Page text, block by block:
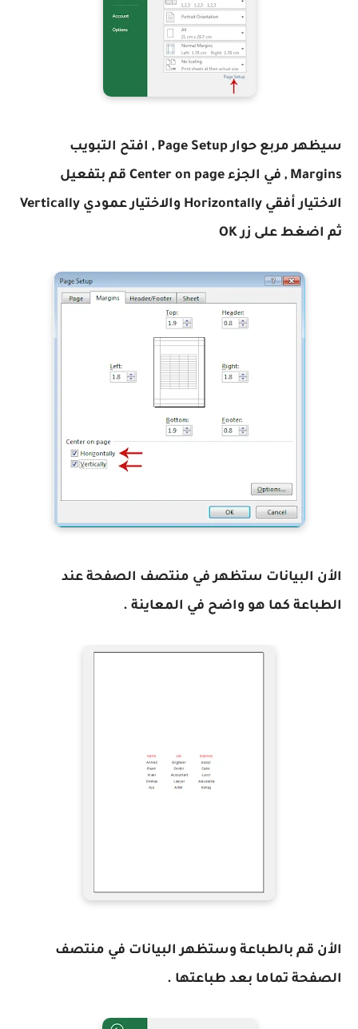
سيظهر مربع حوار Page Setup , افتح التبويب
Margins , في الجزء Center on page قم بتفعيل
الاختيار أفقي Horizontally والاختيار عمودي Vertically
ثم اضغط على زر OK
الأن البيانات ستظهر في منتصف الصفحة عند
الطباعة كما هو واضح في المعاينة .
الأن قم بالطباعة وستظهر البيانات في منتصف
الصفحة تماما بعد طباعتها .